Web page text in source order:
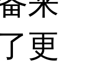
更